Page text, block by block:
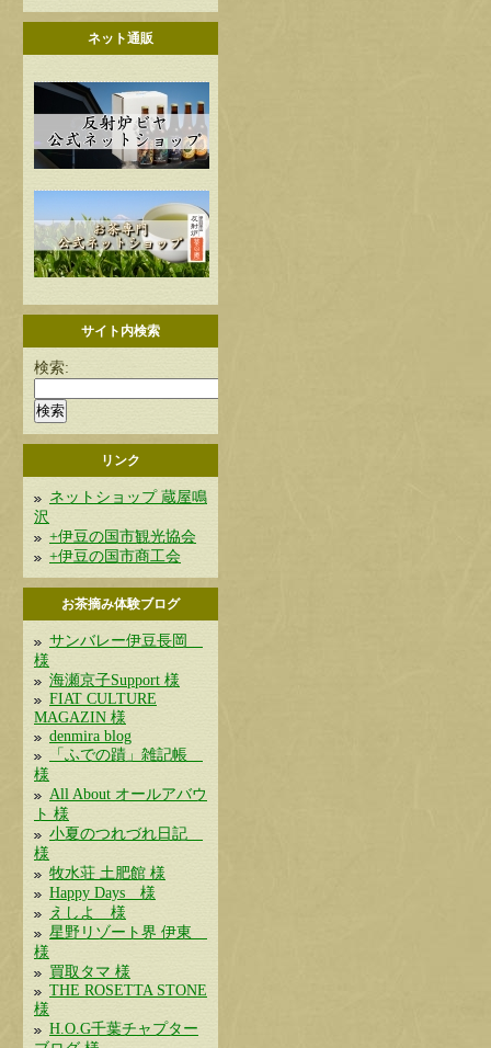
ネット通販
サイト内検索
検索:
リンク
ネットショップ 蔵屋鳴
沢
+伊豆の国市観光協会
+伊豆の国市商工会
お茶摘み体験ブログ
サンバレー伊豆長岡
様
海瀬京子Support 様
FIAT CULTURE
MAGAZIN 様
denmira blog
「ふでの蹟」雑記帳
様
All About オールアバウ
ト 様
小夏のつれづれ日記
様
牧水荘 土肥館 様
Happy Days 様
えしよ 様
星野リゾート界 伊東
様
買取タマ 様
THE ROSETTA STONE
様
H.O.G千葉チャプター